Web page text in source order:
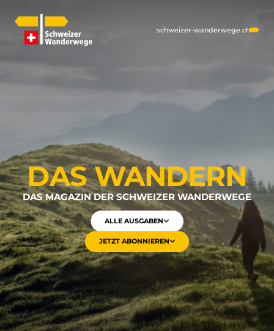
schweizer-wanderwege.ch
DAS WANDERN
DAS MAGAZIN DER SCHWEIZER WANDERWEGE
ALLE AUSGABEN
JETZT ABONNIEREN